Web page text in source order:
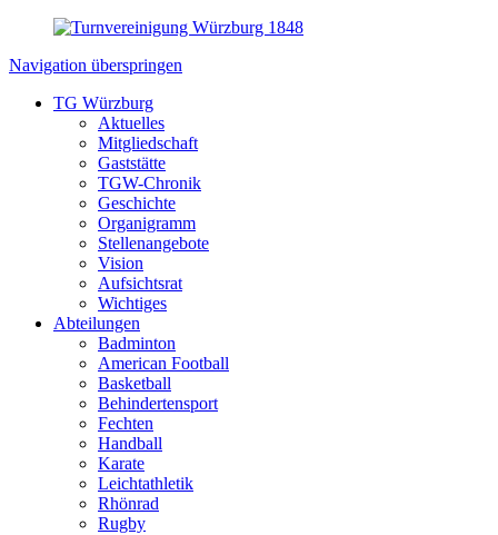
Navigation überspringen
TG Würzburg
Aktuelles
Mitgliedschaft
Gaststätte
TGW-Chronik
Geschichte
Organigramm
Stellenangebote
Vision
Aufsichtsrat
Wichtiges
Abteilungen
Badminton
American Football
Basketball
Behindertensport
Fechten
Handball
Karate
Leichtathletik
Rhönrad
Rugby